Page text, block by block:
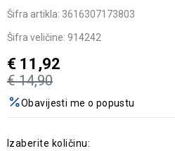
Šifra artikla: 3616307173803
Šifra veličine: 914242
€ 14,90
€ 11,92
Obavijesti me o popustu
Izaberite količinu: